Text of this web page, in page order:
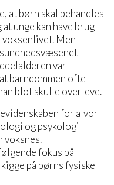
at børn skal behandles
unge kan have brug
Men
var
barndommen ofte
blot skulle overleve.
for alvor
og psykologi
voksnes.
fokus på
på børns fysiske